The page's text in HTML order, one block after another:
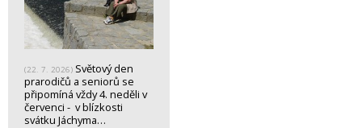
(22. 7. 2026) Světový den
prarodičů a seniorů se
připomíná vždy 4. neděli v
červenci - v blízkosti
svátku Jáchyma…